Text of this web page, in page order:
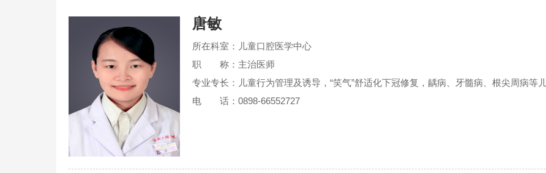
唐敏
所在科室：儿童口腔医学中心
职 称：主治医师
专业专长：儿童行为管理及诱导，“笑气”舒适化下冠修复，龋病、牙髓病、根尖周病等
电 话：0898-66552727